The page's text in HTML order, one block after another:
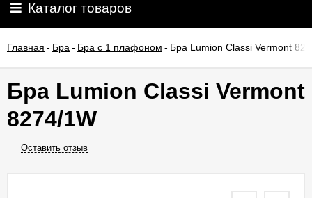
освещения
О
Каталог товаров
Главная - Бра - Бра с 1 плафоном - Бра Lumion Classi Vermont
Бра Lumion Classi Vermont
8274/1W
Оставить отзыв